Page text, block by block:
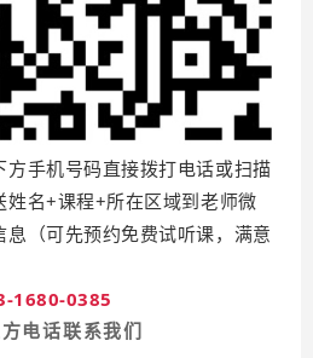
方手机号码直接拨打电话或扫描
姓名+课程+所在区域到老师微
（可先预约免费试听课，满意
1680-0385
电话联系我们